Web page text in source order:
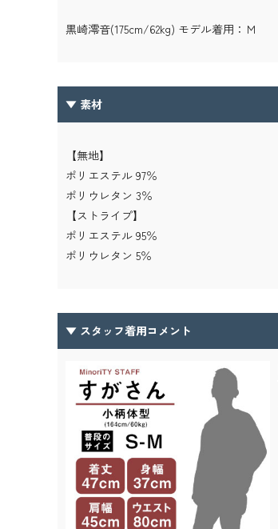
黒崎澪音(175cm/62kg) モデル着用：Ｍ
▼ 素材
【無地】
ポリエステル 97％
ポリウレタン 3％
【ストライプ】
ポリエステル 95％
ポリウレタン 5％
▼ スタッフ着用コメント